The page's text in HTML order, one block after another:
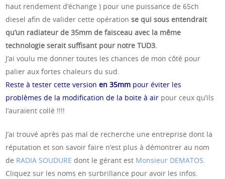
haut rendement d’échange ) pour une puissance de 65ch
diesel afin de valider cette opérationse qui sous entendrait
qu’un radiateur de 35mm de faisceau avec la même
technologie serait suffisant pour notre TUD3.
J’ai voulu me donner toutes les chances de mon côté pour
palier aux fortes chaleurs du sud.
Reste à tester cette versionen 35mm pour éviter les
problèmes de la modification de la boite à air pour ceux qu’ils
l’auraient collé !!!!
J’ai trouvé après pas mal de recherche une entreprise dont la
réputation et son savoir faire n’est plus à démontrer au nom
de RADIA SOUDURE dont le gérant est Monsieur DEMATOS.
Cliquez sur les noms en surbrillance pour avoir les infos.